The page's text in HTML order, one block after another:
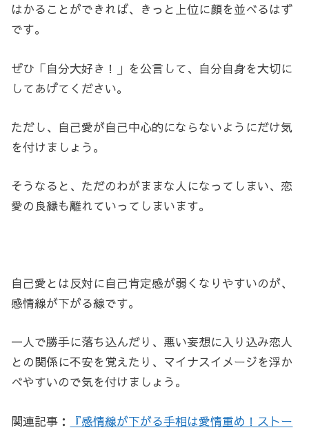
はかることができれば、きっと上位に顔を並べるはず
です。
ぜひ「自分大好き！」を公言して、自分自身を大切に
してあげてください。
ただし、自己愛が自己中心的にならないようにだけ気
を付けましょう。
そうなると、ただのわがままな人になってしまい、恋
愛の良縁も離れていってしまいます。
自己愛とは反対に自己肯定感が弱くなりやすいのが、
感情線が下がる線です。
一人で勝手に落ち込んだり、悪い妄想に入り込み恋人
との関係に不安を覚えたり、マイナスイメージを浮か
べやすいので気を付けましょう。
関連記事：
『感情線が下がる手相は愛情重め！ストー